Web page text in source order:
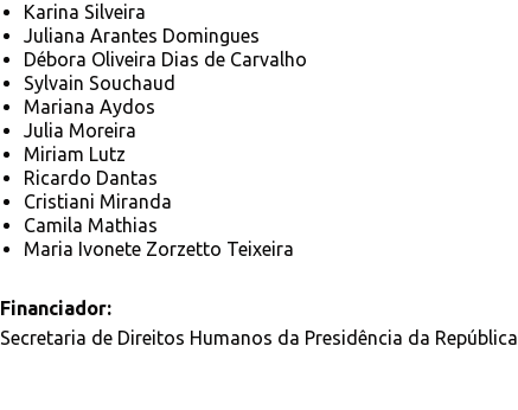
Karina Silveira
Juliana Arantes Domingues
Débora Oliveira Dias de Carvalho
Sylvain Souchaud
Mariana Aydos
Julia Moreira
Miriam Lutz
Ricardo Dantas
Cristiani Miranda
Camila Mathias
Maria Ivonete Zorzetto Teixeira
Financiador:
Secretaria de Direitos Humanos da Presidência da República